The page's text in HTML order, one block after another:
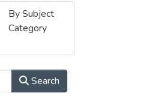
By Subject
Category
Search